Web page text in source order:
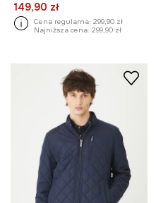
149,90 zł
Cena regularna: 299,90 zł
Najniższa cena: 299,90 zł